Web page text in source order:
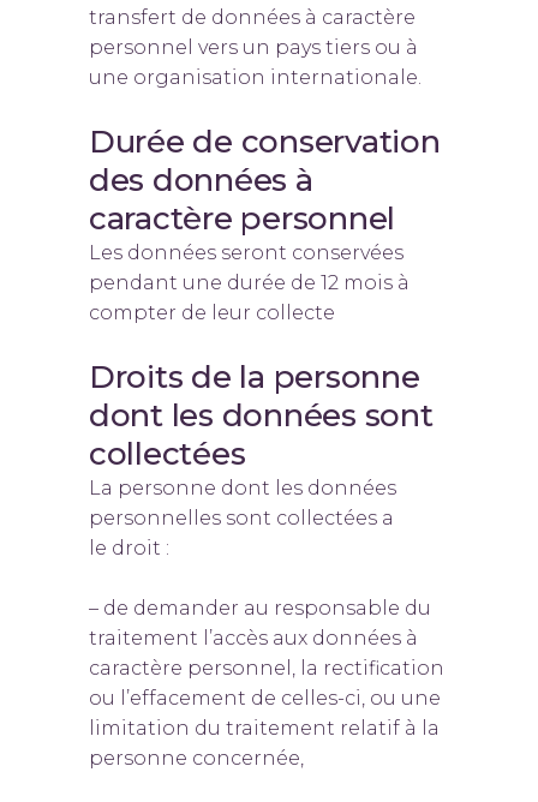
transfert de données à caractère
personnel vers un pays tiers ou à
une organisation internationale.
Durée de conservation
des données à
caractère personnel
Les données seront conservées
pendant une durée de 12 mois à
compter de leur collecte
Droits de la personne
dont les données sont
collectées
La personne dont les données
personnelles sont collectées a
le droit :
– de demander au responsable du
traitement l’accès aux données à
caractère personnel, la rectifi­cation
ou l’effacement de celles-ci, ou une
limitation du traitement relatif à la
personne concernée,